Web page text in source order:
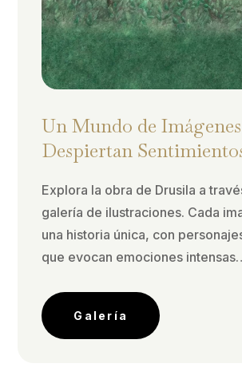
Un Mundo de
Despiertan
Explora la obra de Drusila a
galería de ilustraciones. Cada
una historia única, con
que evocan emociones
Galería